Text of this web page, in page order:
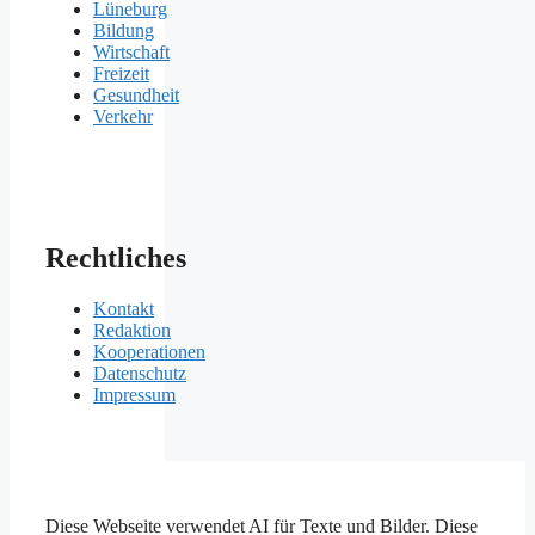
Lüneburg
Bildung
Wirtschaft
Freizeit
Gesundheit
Verkehr
Rechtliches
Kontakt
Redaktion
Kooperationen
Datenschutz
Impressum
Diese Webseite verwendet AI für Texte und Bilder. Diese